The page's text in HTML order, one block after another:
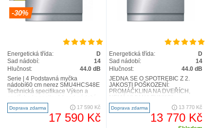
-30%
Energetická třída:
D
Sad nádobí:
14
Hlučnost:
44.0 dB
Serie | 4 Podstavná myčka
nádobí60 cm nerez SMU4HCS48E
Technická specifikace Výkon a
třída spotřeby energi..
Doprava zdarma 17 590 Kč
17 590 Kč
Energetická třída:
D
Sad nádobí:
14
Hlučnost:
44.0 dB
JEDNÁ SE O SPOTŘEBIČ Z 2.
JAKOSTI POŠKOZENÍ:
PROMÁČKLINA NA DVEŘÍCH,
SPOTŘEBIČE FOTOGRAFIE NA
VYŽÁDÁNÍ Serie | 4 Podstavn..
Doprava zdarma 13 770 Kč
13 770 Kč